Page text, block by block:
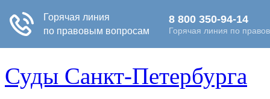
Суды Санкт-Петербурга